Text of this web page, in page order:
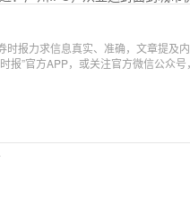
时报力求信息真实、准确，文章提及
报”官方APP，或关注官方微信公众